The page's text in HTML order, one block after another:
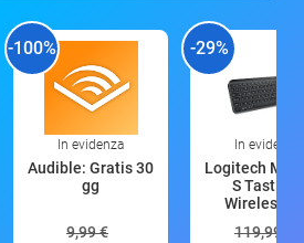
-100%
In evidenza
Audible: Gratis 30
gg
9,99 €
-29%
In evidenza
Logitech MX
S Tastiera
Wireless
119,99 €